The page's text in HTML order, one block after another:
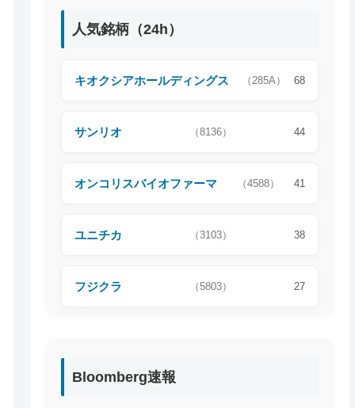
人気銘柄（24h）
キオクシアホールディングス （285A） 68
サンリオ （8136） 44
オンコリスバイオファーマ （4588） 41
ユニチカ （3103） 38
フジクラ （5803） 27
Bloomberg速報